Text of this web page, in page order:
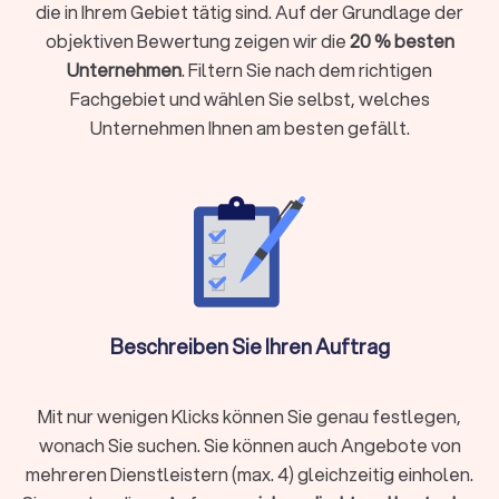
Qualifikation im Einsatz: Praxiserfahrene Kräfte mit IHK-
Sachkunde (§ 34a) treten souverän auf und handeln
rechtssicher. Fragen Sie nach Einsatzprofilen:
Veranstaltungsschutz, Objektschutz, Personenschutz.
Ein Wachdienst sollte genau dort Referenzen haben, wo
Sie ihn brauchen.
Qualitätssicherung, Berichtswege und Kontrollen. Klären
Sie, wie Vorfälle dokumentiert werden und wer
Entscheidungen trifft.
Versicherung & Haftung: Haftpflicht und
Betriebshaftpflicht mit nachvollziehbaren
Deckungssummen sind Pflicht. Lassen Sie sich die
Police zeigen und klären Sie Zuständigkeiten bei
Schäden, etwa bei Events in stark frequentierten
Erfahrungen vor Ort:Referenzen, Fallbeispiele und
Bewertungen aus Kaufering helfen, die Passgenauigkeit
zu prüfen. Achten Sie auf konkrete Ergebnisse statt
allgemeiner Versprechen.
die in Ihrem Gebiet tätig sind. Auf der Grundlage der
objektiven Bewertung zeigen wir die20 % besten
Unternehmen. Filtern Sie nach dem richtigen
Fachgebiet und wählen Sie selbst, welches
Unternehmen Ihnen am besten gefällt.
Beschreiben Sie Ihren Auftrag
Mit nur wenigen Klicks können Sie genau festlegen,
wonach Sie suchen. Sie können auch Angebote von
mehreren Dienstleistern (max. 4) gleichzeitig einholen.